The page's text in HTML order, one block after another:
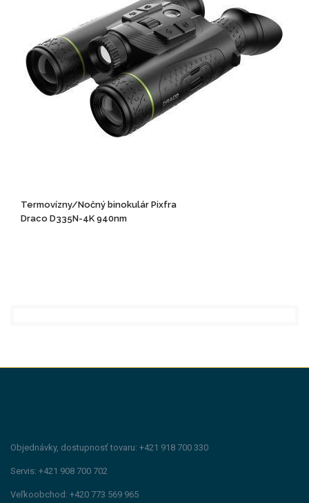
Termovízny/Nočný binokulár Pixfra
Draco D335N-4K 940nm
Objednávky, dostupnosť tovaru: +421 918 700 330
Servis: +421 908 700 702
Veľkoobchod: +420 773 569 965